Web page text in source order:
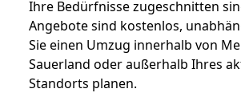
Ihre Bedürfnisse zugeschnitten
Angebote sind kostenlos,
Sie einen Umzug innerhalb von
Sauerland oder außerhalb Ihres
Standorts planen.